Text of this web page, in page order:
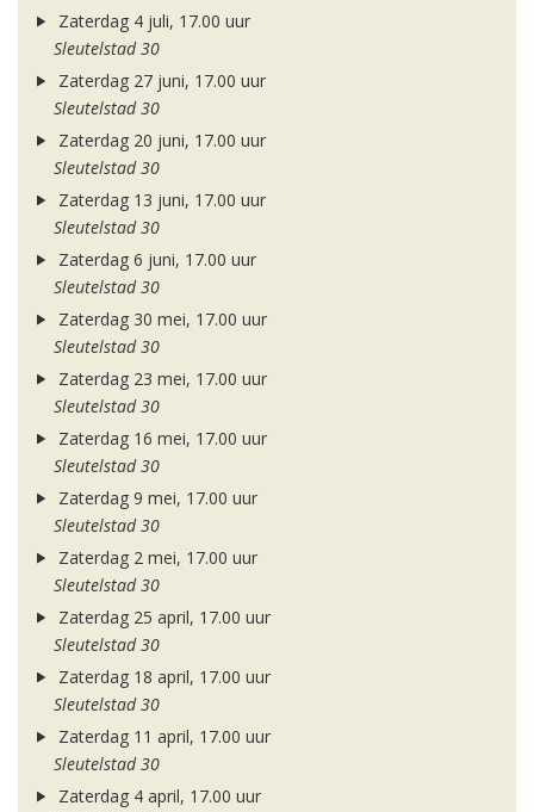
Zaterdag 4 juli, 17.00 uur
Sleutelstad 30
Zaterdag 27 juni, 17.00 uur
Sleutelstad 30
Zaterdag 20 juni, 17.00 uur
Sleutelstad 30
Zaterdag 13 juni, 17.00 uur
Sleutelstad 30
Zaterdag 6 juni, 17.00 uur
Sleutelstad 30
Zaterdag 30 mei, 17.00 uur
Sleutelstad 30
Zaterdag 23 mei, 17.00 uur
Sleutelstad 30
Zaterdag 16 mei, 17.00 uur
Sleutelstad 30
Zaterdag 9 mei, 17.00 uur
Sleutelstad 30
Zaterdag 2 mei, 17.00 uur
Sleutelstad 30
Zaterdag 25 april, 17.00 uur
Sleutelstad 30
Zaterdag 18 april, 17.00 uur
Sleutelstad 30
Zaterdag 11 april, 17.00 uur
Sleutelstad 30
Zaterdag 4 april, 17.00 uur